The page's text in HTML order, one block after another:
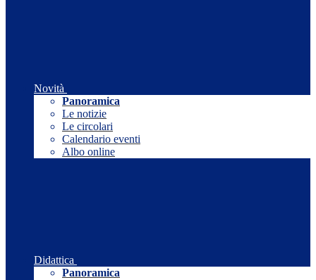
Novità
Panoramica
Le notizie
Le circolari
Calendario eventi
Albo online
Didattica
Panoramica